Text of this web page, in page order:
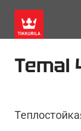
Temal